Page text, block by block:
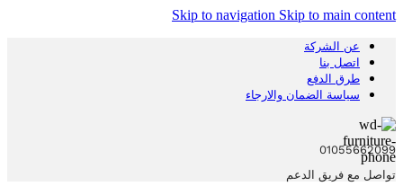
Skip to navigation Skip to main content
عن الشركة
اتصل بنا
طرق الدفع
سياسة الضمان والارجاء
01055662099
تواصل مع فريق الدعم